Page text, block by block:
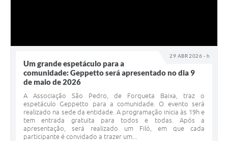
29 ABR 2026 - h
Um grande espetáculo para a
comunidade: Geppetto será apresentado no dia 9
de maio de 2026
A Associação São Pedro, de Forqueta Baixa, traz o
espetáculo Geppetto para a comunidade. O evento será
realizado na sede da entidade. A programação inicia às 19h e
tem entrada gratuita para todos e todas. Após a
apresentação, será realizado um Filó, em que cada
participante é convidado a trazer um...